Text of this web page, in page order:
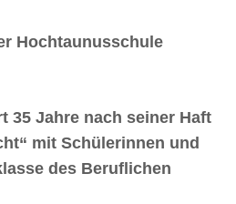
Hochtaunusschule
35 Jahre nach seiner Haft
mit Schülerinnen und
des Beruflichen